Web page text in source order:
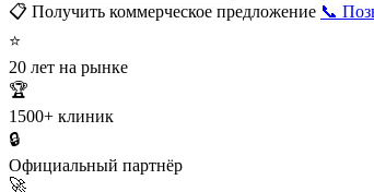
📋 Получить коммерческое предложение 📞
⭐
20 лет на рынке
🏆
1500+ клиник
🔒
Официальный партнёр
🚀